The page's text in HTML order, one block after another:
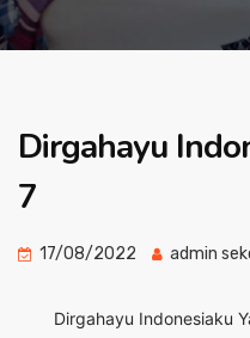
Dirgahayu
7
17/08/2022 admin
Dirgahayu Indonesiaku